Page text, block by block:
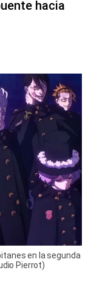
hacia
en la segunda
Pierrot)